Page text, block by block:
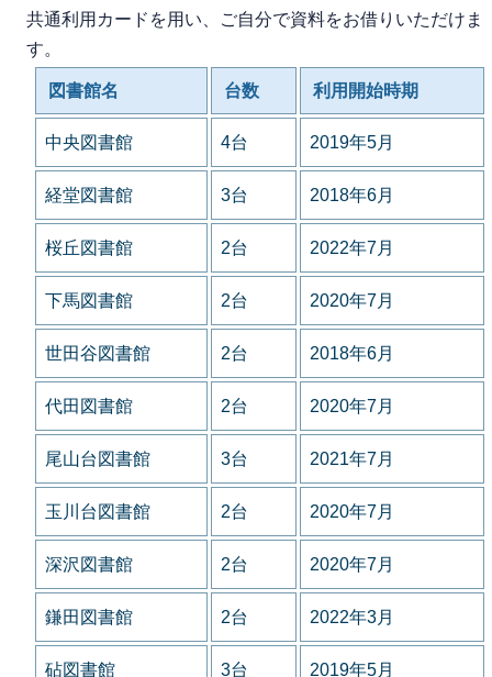
共通利用カードを用い、ご自分で資料をお借りいただけま
す。
図書館名 台数 利用開始時期
中央図書館 4台 2019年5月
経堂図書館 3台 2018年6月
桜丘図書館 2台 2022年7月
下馬図書館 2台 2020年7月
世田谷図書館 2台 2018年6月
代田図書館 2台 2020年7月
尾山台図書館 3台 2021年7月
玉川台図書館 2台 2020年7月
深沢図書館 2台 2020年7月
鎌田図書館 2台 2022年3月
砧図書館 3台 2019年5月